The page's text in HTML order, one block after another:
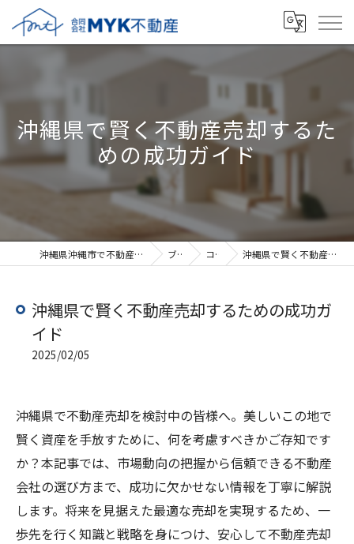
沖縄県で賢く不動産売却するた
めの成功ガイド
沖縄県沖縄市で不動産売却なら合同会社MYK不動産 ブログ コラム 沖縄県で賢く不動産売却するための成功ガイド
沖縄県で賢く不動産売却するための成功ガ
イド
2025/02/05
沖縄県で不動産売却を検討中の皆様へ。美しいこの地で
賢く資産を手放すために、何を考慮すべきかご存知です
か？本記事では、市場動向の把握から信頼できる不動産
会社の選び方まで、成功に欠かせない情報を丁寧に解説
します。将来を見据えた最適な売却を実現するため、一
歩先を行く知識と戦略を身につけ、安心して不動産売却